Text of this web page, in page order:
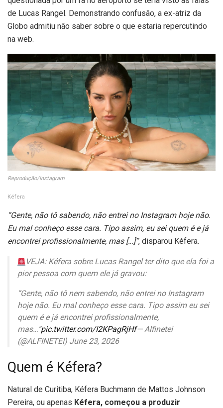
de Lucas Rangel. Demonstrando confusão, a ex-atriz da
Globo admitiu não saber sobre o que estaria repercutindo
na web.
Reprodução/Instagram
Kéfera
“Gente, não tô sabendo, não entrei no Instagram hoje não.
Eu mal conheço esse cara. Tipo assim, eu sei quem é e já
encontrei profissionalmente, mas […]”, disparou Kéfera.
VEJA: Kéfera sobre Lucas Rangel ter dito que ela foi a
pior pessoa com quem ele já gravou:
“Gente, não tô nem sabendo, não entrei no Instagram
hoje não. Eu mal conheço esse cara. Tipo assim eu sei
quem é e já encontrei profissionalmente,
mas…”pic.twitter.com/I2KPagRjHf— Alfinetei
(@ALFINETEI) June 23, 2026
Quem é Kéfera?
Natural de Curitiba, Kéfera Buchmann de Mattos Johnson
Pereira, ou apenas Kéfera, começou a produzir